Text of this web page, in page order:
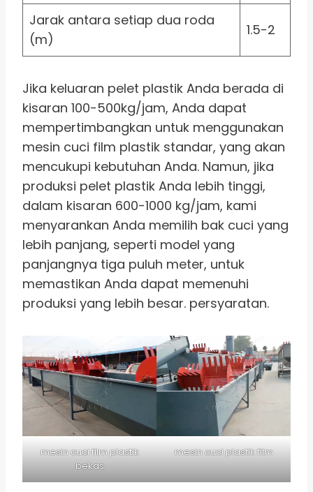
Jarak antara setiap dua roda
(m)
1.5-2
Jika keluaran pelet plastik Anda berada di
kisaran 100-500kg/jam, Anda dapat
mempertimbangkan untuk menggunakan
mesin cuci film plastik standar, yang akan
mencukupi kebutuhan Anda. Namun, jika
produksi pelet plastik Anda lebih tinggi,
dalam kisaran 600-1000 kg/jam, kami
menyarankan Anda memilih bak cuci yang
lebih panjang, seperti model yang
panjangnya tiga puluh meter, untuk
memastikan Anda dapat memenuhi
produksi yang lebih besar. persyaratan.
mesin cuci film plastik
bekas
mesin cuci plastik film